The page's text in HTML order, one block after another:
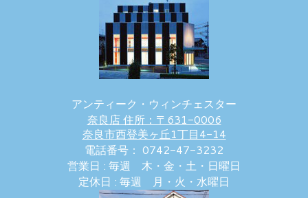
アンティーク・ウィンチェスター
奈良店 住所：〒631-0006
奈良市西登美ヶ丘1丁目4-14
電話番号： 0742-47-3232
営業日 : 毎週 木・金・土・日曜日
定休日 : 毎週 月・火・水曜日